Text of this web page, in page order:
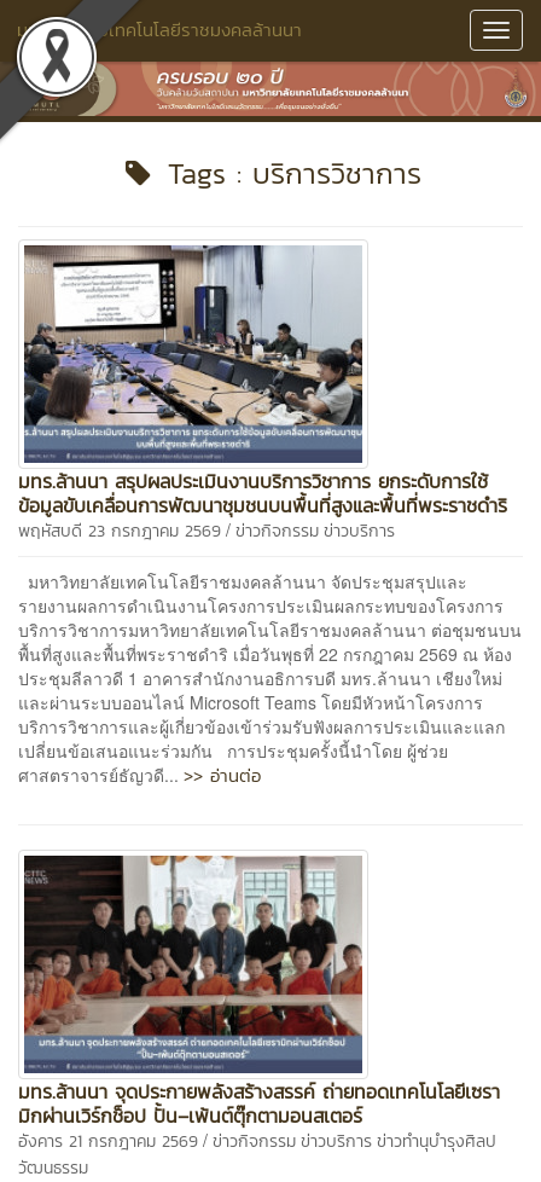
มหาวิทยาลัยเทคโนโลยีราชมงคลล้านนา
Tags : บริการวิชาการ
มทร.ล้านนา สรุปผลประเมินงานบริการวิชาการ ยกระดับการใช้
ข้อมูลขับเคลื่อนการพัฒนาชุมชนบนพื้นที่สูงและพื้นที่พระราชดำริ
พฤหัสบดี 23 กรกฎาคม 2569 / ข่าวกิจกรรมข่าวบริการ
มหาวิทยาลัยเทคโนโลยีราชมงคลล้านนา จัดประชุมสรุปและ
รายงานผลการดำเนินงานโครงการประเมินผลกระทบของโครงการ
บริการวิชาการมหาวิทยาลัยเทคโนโลยีราชมงคลล้านนา ต่อชุมชนบน
พื้นที่สูงและพื้นที่พระราชดำริ เมื่อวันพุธที่ 22 กรกฎาคม 2569 ณ ห้อง
ประชุมลีลาวดี 1 อาคารสำนักงานอธิการบดี มทร.ล้านนา เชียงใหม่
และผ่านระบบออนไลน์ Microsoft Teams โดยมีหัวหน้าโครงการ
บริการวิชาการและผู้เกี่ยวข้องเข้าร่วมรับฟังผลการประเมินและแลก
เปลี่ยนข้อเสนอแนะร่วมกัน การประชุมครั้งนี้นำโดย ผู้ช่วย
ศาสตราจารย์ธัญวดี... >> อ่านต่อ
มทร.ล้านนา จุดประกายพลังสร้างสรรค์ ถ่ายทอดเทคโนโลยีเซรา
มิกผ่านเวิร์กช็อป ปั้น–เพ้นต์ตุ๊กตามอนสเตอร์
อังคาร 21 กรกฎาคม 2569 / ข่าวกิจกรรมข่าวบริการข่าวทำนุบำรุงศิลป
วัฒนธรรม